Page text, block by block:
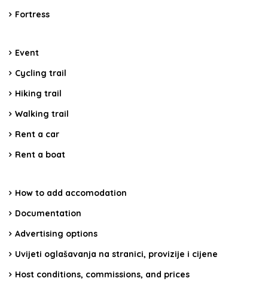
Fortress
Event
Cycling trail
Hiking trail
Walking trail
Rent a car
Rent a boat
How to add accomodation
Documentation
Advertising options
Uvijeti oglašavanja na stranici, provizije i cijene
Host conditions, commissions, and prices